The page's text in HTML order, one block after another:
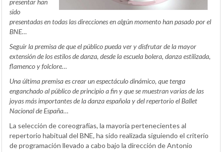
presentar han
sido
presentadas en todas las direcciones en algún momento han pasado por el
BNE…
Seguir la premisa de que el público pueda ver y disfrutar de la mayor
extensión de los estilos de danza, desde la escuela bolera, danza estilizada,
flamenco y folclore…
Una última premisa es crear un espectáculo dinámico, que tenga
enganchado al público de principio a fin y que se muestran varias de las
joyas más importantes de la danza española y del repertorio el Ballet
Nacional de España…
La selección de coreografías, la mayoría pertenecientes al
repertorio habitual del BNE, ha sido realizada siguiendo el criterio
de programación llevado a cabo bajo la dirección de Antonio